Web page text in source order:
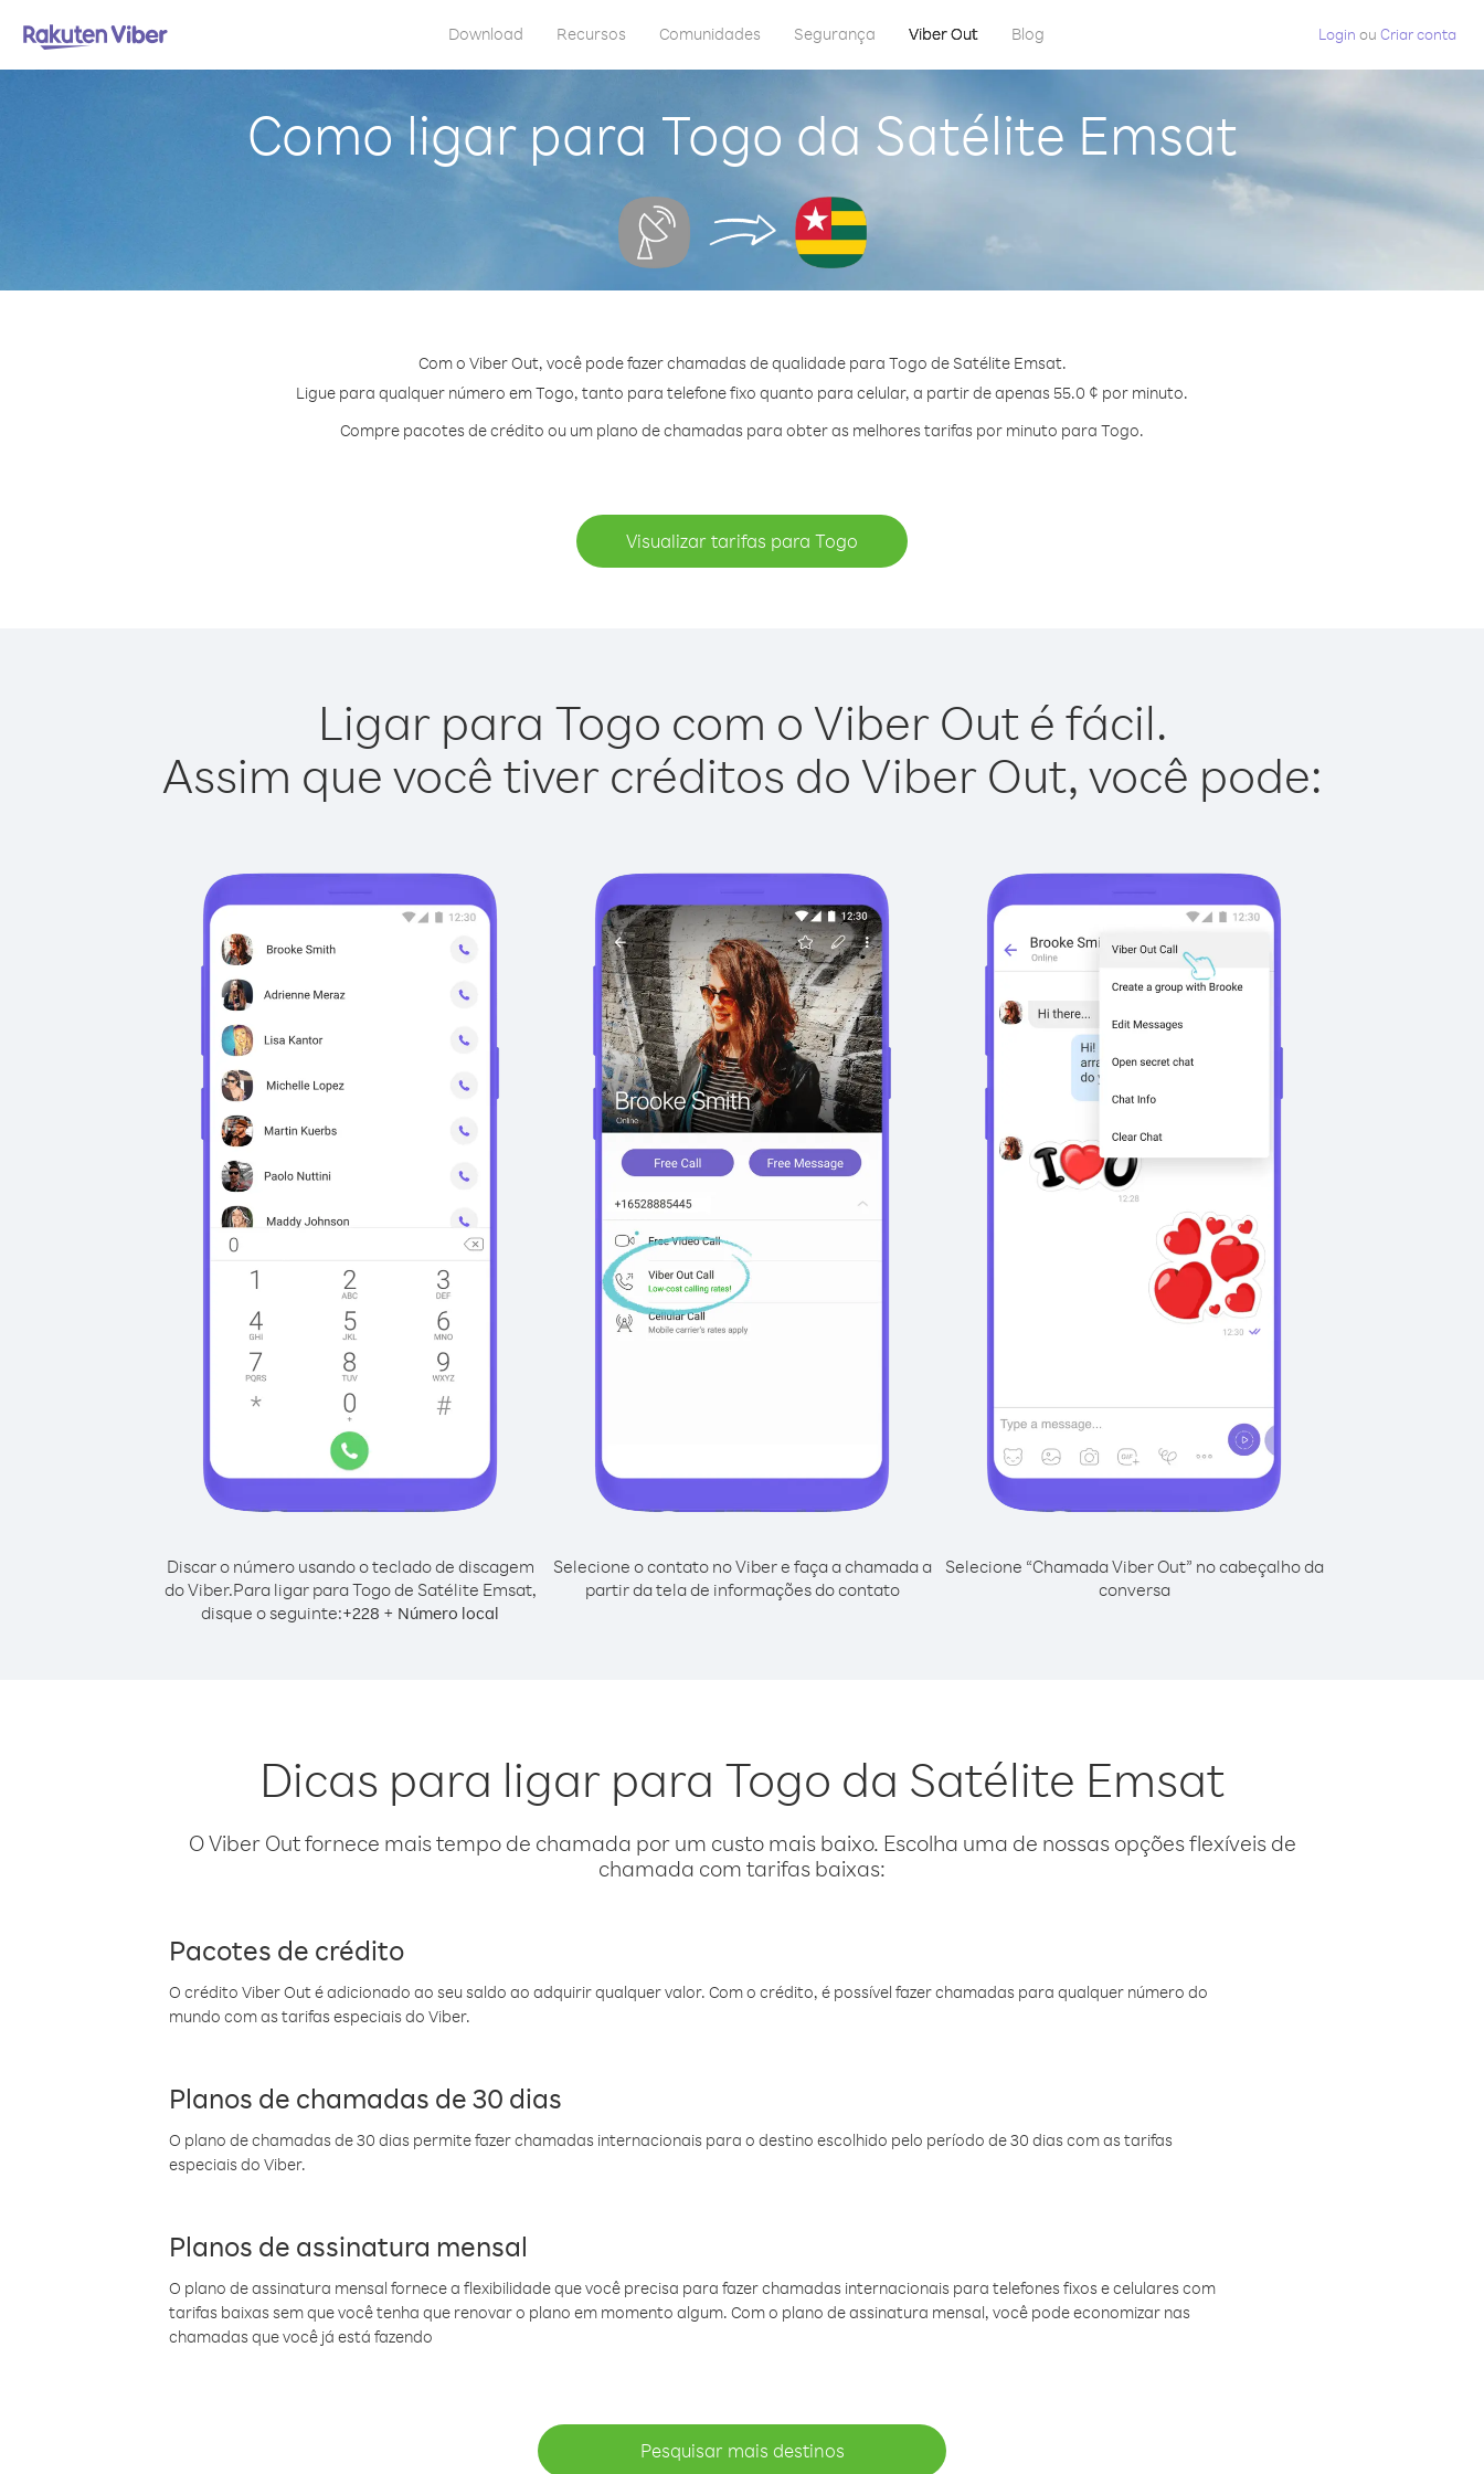
Download Recursos Comunidades Segurança Viber Out Blog Login ou Criar conta
Como ligar para Togo da Satélite Emsat
Com o Viber Out, você pode fazer chamadas de qualidade para Togo de Satélite Emsat.
Ligue para qualquer número em Togo, tanto para telefone fixo quanto para celular, a partir de apenas 55.0 ¢ por minuto.
Compre pacotes de crédito ou um plano de chamadas para obter as melhores tarifas por minuto para Togo.
Visualizar tarifas para Togo
Ligar para Togo com o Viber Out é fácil.
Assim que você tiver créditos do Viber Out, você pode:
Discar o número usando o teclado de discagem
do Viber.Para ligar para Togo de Satélite Emsat,
disque o seguinte:+228 + Número local
Selecione o contato no Viber e faça a chamada a
partir da tela de informações do contato
Selecione “Chamada Viber Out” no cabeçalho da
conversa
Dicas para ligar para Togo da Satélite Emsat
O Viber Out fornece mais tempo de chamada por um custo mais baixo. Escolha uma de nossas opções flexíveis de
chamada com tarifas baixas:
Pacotes de crédito
O crédito Viber Out é adicionado ao seu saldo ao adquirir qualquer valor. Com o crédito, é possível fazer chamadas para qualquer número do
mundo com as tarifas especiais do Viber.
Planos de chamadas de 30 dias
O plano de chamadas de 30 dias permite fazer chamadas internacionais para o destino escolhido pelo período de 30 dias com as tarifas
especiais do Viber.
Planos de assinatura mensal
O plano de assinatura mensal fornece a flexibilidade que você precisa para fazer chamadas internacionais para telefones fixos e celulares com
tarifas baixas sem que você tenha que renovar o plano em momento algum. Com o plano de assinatura mensal, você pode economizar nas
chamadas que você já está fazendo
Pesquisar mais destinos